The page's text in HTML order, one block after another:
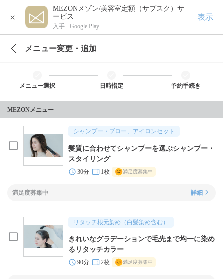
×
MEZONメゾン/美容室定額（サブスク）サ
ービス
入手 - Google Play
表示
メニュー変更・追加
メニュー選択 日時指定 予約手続き
MEZONメニュー
シャンプー・ブロー、アイロンセット
髪質に合わせてシャンプーを選ぶシャンプー・
スタイリング
30分 1枚 満足度募集中
満足度募集中 詳細
リタッチ根元染め（白髪染め含む）
きれいなグラデーションで毛先まで均一に染め
るリタッチカラー
90分 2枚 満足度募集中